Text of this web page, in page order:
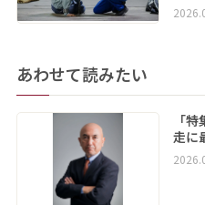
あわせて読みたい
「
走に